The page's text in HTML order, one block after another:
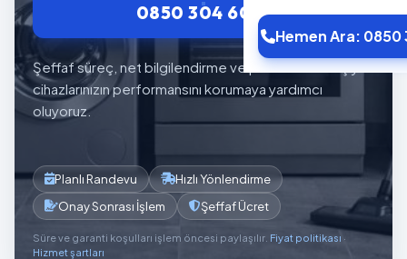
Hemen Ara: 0850
Şeffaf süreç, net bilgilendirme ve planlı servis akışıyla
cihazlarınızın performansını korumaya yardımcı
oluyoruz.
0850 304 6012
Planlı Randevu
Hızlı Yönlendirme
Onay Sonrası İşlem
Şeffaf Ücret
Süre ve garanti koşulları işlem öncesi paylaşılır. Fiyat politikası ·
Hizmet şartları